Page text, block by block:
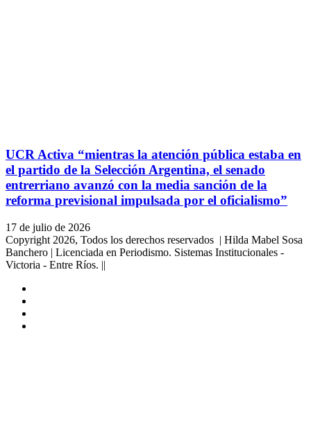
UCR Activa “mientras la atención pública estaba en
el partido de la Selección Argentina, el senado
entrerriano avanzó con la media sanción de la
reforma previsional impulsada por el oficialismo”
17 de julio de 2026
Copyright 2026, Todos los derechos reservados | Hilda Mabel Sosa
Banchero | Licenciada en Periodismo. Sistemas Institucionales -
Victoria - Entre Ríos. ||